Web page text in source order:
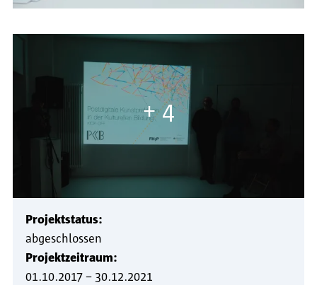
+ 4
Projektstatus:
abgeschlossen
Projektzeitraum:
01.10.2017 – 30.12.2021